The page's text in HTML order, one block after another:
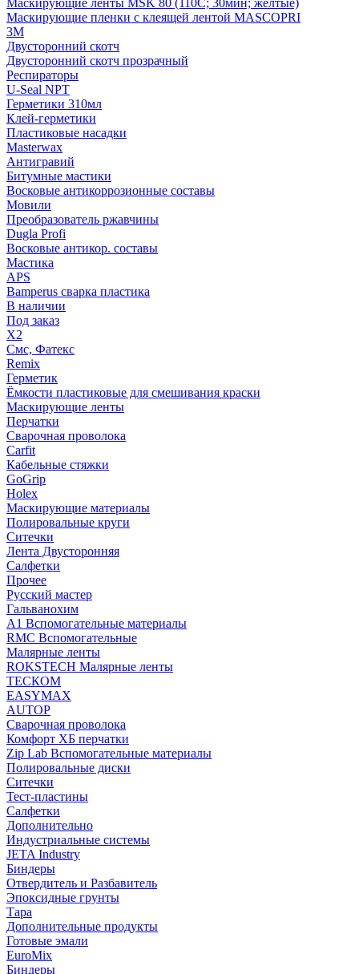
Маскирующие ленты MSK 80 (110С; 30мин; желтые)
Маскирующие пленки с клеящей лентой MASCOPRI
3M
Двусторонний скотч
Двусторонний скотч прозрачный
Респираторы
U-Seal NPT
Герметики 310мл
Клей-герметики
Пластиковые насадки
Masterwax
Антигравий
Битумные мастики
Восковые антикоррозионные составы
Мовили
Преобразователь ржавчины
Dugla Profi
Восковые антикор. составы
Мастика
APS
Bamperus сварка пластика
В наличии
Под заказ
X2
Смс, Фатекс
Remix
Герметик
Ёмкости пластиковые для смешивания краски
Маскирующие ленты
Перчатки
Сварочная проволока
Carfit
Кабельные стяжки
GoGrip
Holex
Маскирующие материалы
Полировальные круги
Ситечки
Лента Двусторонняя
Салфетки
Прочее
Русский мастер
Гальванохим
А1 Вспомогательные материалы
RMC Вспомогательные
Малярные ленты
ROKSTECH Малярные ленты
ТЕСКОМ
EASYMAX
AUTOP
Сварочная проволока
Комфорт ХБ перчатки
Zip Lab Вспомогательные материалы
Полировальные диски
Ситечки
Тест-пластины
Салфетки
Дополнительно
Индустриальные системы
JETA Industry
Биндеры
Отвердитель и Разбавитель
Эпоксидные грунты
Тара
Дополнительные продукты
Готовые эмали
EuroMix
Биндеры